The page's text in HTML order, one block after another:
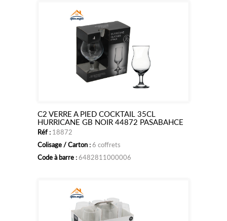
Ajouter
panier
C2 VERRE A PIED COCKTAIL 35CL
HURRICANE GB NOIR 44872 PASABAHCE
Réf : 18872
Colisage / Carton :6 coffrets
Code à barre :6482811000006